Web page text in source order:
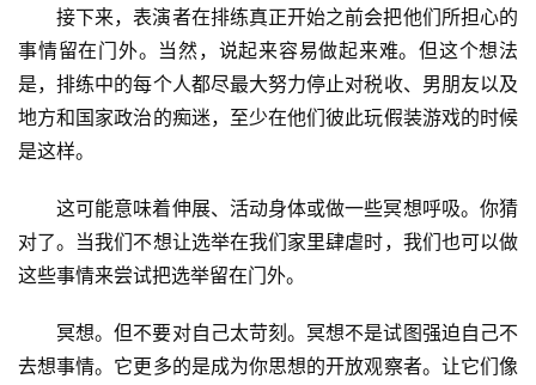
接下来，表演者在排练真正开始之前会把他们所担心的
事情留在门外。当然，说起来容易做起来难。但这个想法
是，排练中的每个人都尽最大努力停止对税收、男朋友以及
地方和国家政治的痴迷，至少在他们彼此玩假装游戏的时候
是这样。
这可能意味着伸展、活动身体或做一些冥想呼吸。你猜
对了。当我们不想让选举在我们家里肆虐时，我们也可以做
这些事情来尝试把选举留在门外。
冥想。但不要对自己太苛刻。冥想不是试图强迫自己不
去想事情。它更多的是成为你思想的开放观察者。让它们像